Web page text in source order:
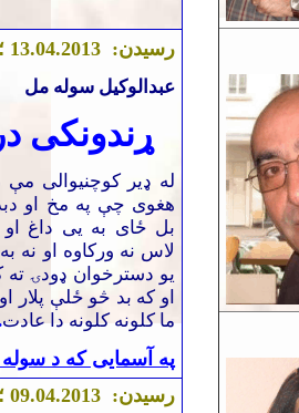
رسیدن: 13.04.2013 ؛ نشر :
عبدالوکیل سوله مل
ړندونکی
له ډیر کوچنیوالی
هغوی چې په مخ او
بل ځای به یی داغ او
لاس نه ورکاوه او نه
یو دسترخوان ډودۍ
او که بد څو ځلې پلار
ما کلونه کلونه دا عادت
په آسمایی که د
رسیدن:
09.04.2013 ؛ نشر :